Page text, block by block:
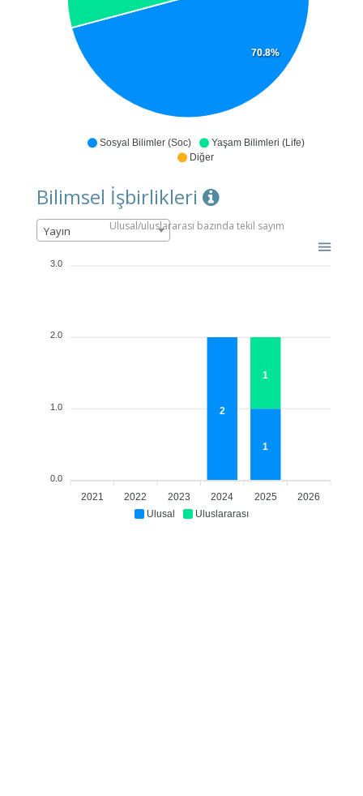
Sosyal Bilimler (Soc)
Yaşam Bilimleri (Life)
Diğer
70.8%
Bilimsel İşbirlikleri
Yayın Ulusal/uluslararası bazında tekil sayım
Ulusal Uluslararası
2021 2022 2023 2024 2025 2026
2
1
1
3.0
2.0
1.0
0.0